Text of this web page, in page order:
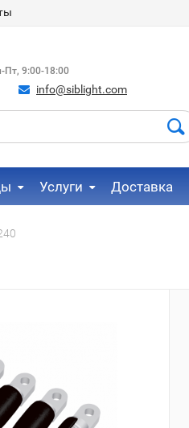
Пт, 9:00-18:00
info@siblight.com
Услуги Доставка